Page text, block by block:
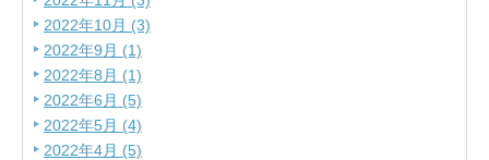
2022年10月 (3)
2022年9月 (1)
2022年8月 (1)
2022年6月 (5)
2022年5月 (4)
2022年4月 (5)